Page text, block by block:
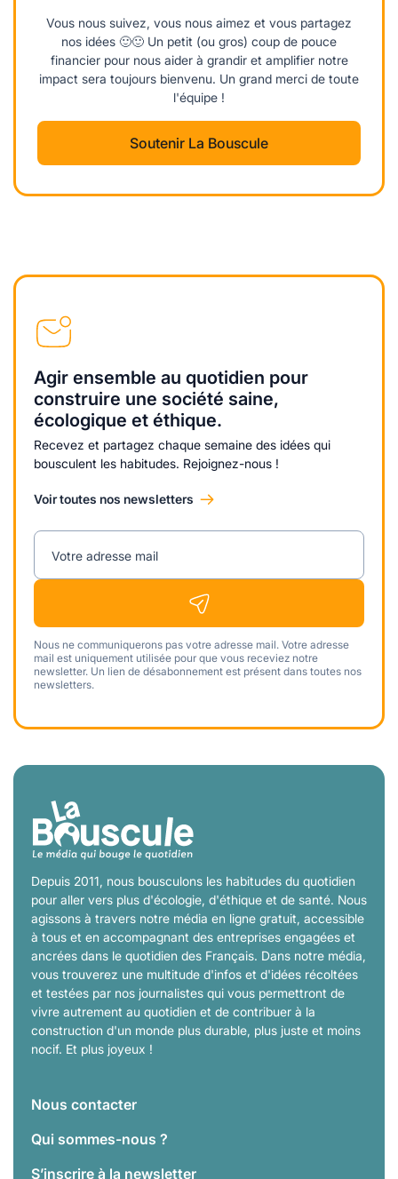
Vous nous suivez, vous nous aimez et vous partagez
nos idées 🙂🙂 Un petit (ou gros) coup de pouce
financier pour nous aider à grandir et amplifier notre
impact sera toujours bienvenu. Un grand merci de toute
l'équipe !
Soutenir La Bouscule
Agir ensemble au quotidien pour
construire une société saine,
écologique et éthique.
Recevez et partagez chaque semaine des idées qui
bousculent les habitudes. Rejoignez-nous !
Voir toutes nos newsletters
Votre adresse mail
Nous ne communiquerons pas votre adresse mail. Votre adresse
mail est uniquement utilisée pour que vous receviez notre
newsletter. Un lien de désabonnement est présent dans toutes nos
newsletters.
Depuis 2011, nous bousculons les habitudes du quotidien
pour aller vers plus d'écologie, d'éthique et de santé. Nous
agissons à travers notre média en ligne gratuit, accessible
à tous et en accompagnant des entreprises engagées et
ancrées dans le quotidien des Français. Dans notre média,
vous trouverez une multitude d'infos et d'idées récoltées
et testées par nos journalistes qui vous permettront de
vivre autrement au quotidien et de contribuer à la
construction d'un monde plus durable, plus juste et moins
nocif. Et plus joyeux !
Nous contacter
Qui sommes-nous ?
S’inscrire à la newsletter